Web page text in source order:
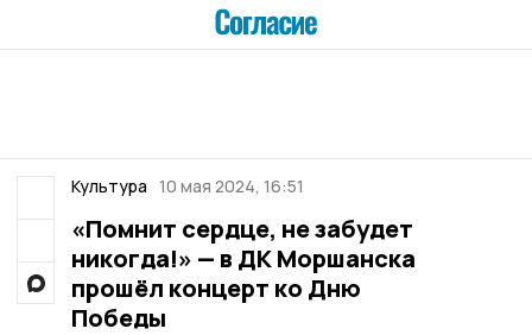
Культура 10 мая 2024, 16:51
«Помнит сердце, не забудет
никогда!» — в ДК Моршанска
прошёл концерт ко Дню
Победы